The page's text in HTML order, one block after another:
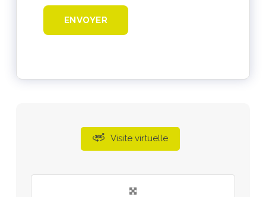
Visite virtuelle
ENVOYER